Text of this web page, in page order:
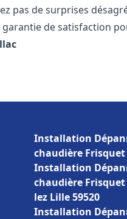
pas de surprises
de satisfaction
Installation
chaudière Frisquet
Installation
chaudière
lez Lille 59520
Installation